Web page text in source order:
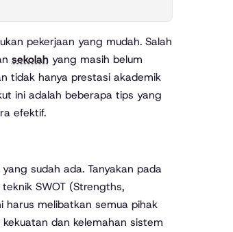
pekerjaan yang mudah. Salah
sekolah yang masih belum
tidak hanya prestasi akademik
ini adalah beberapa tips yang
efektif.
sudah ada. Tanyakan pada
SWOT (Strengths,
harus melibatkan semua pihak
dan kelemahan sistem